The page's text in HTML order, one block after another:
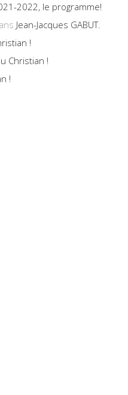
2022, le programme!
Jean-Jacques GABUT.
!
Christian !
!